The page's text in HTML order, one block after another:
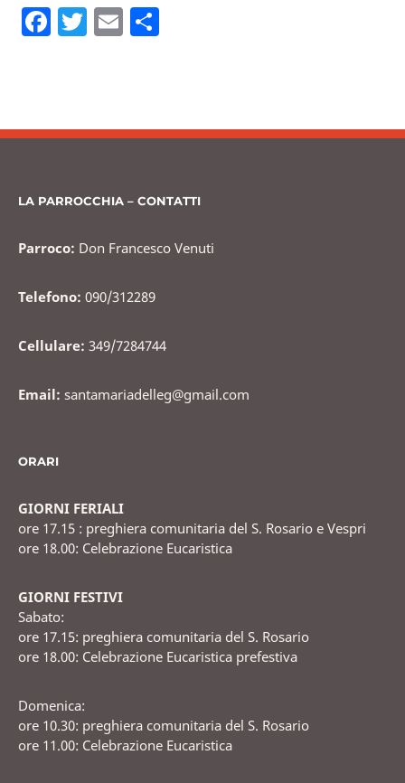
F
b
o
T E
vi
LA PARROCCHIA – CONTATTI
Parroco: Don Francesco Venuti
Telefono: 090/312289
Cellulare: 349/7284744
Email: santamariadelleg@gmail.com
ORARI
GIORNI FERIALI
ore 17.15 : preghiera comunitaria del S. Rosario e Vespri
ore 18.00: Celebrazione Eucaristica
GIORNI FESTIVI
Sabato:
ore 17.15: preghiera comunitaria del S. Rosario
ore 18.00: Celebrazione Eucaristica prefestiva
Domenica:
ore 10.30: preghiera comunitaria del S. Rosario
ore 11.00: Celebrazione Eucaristica